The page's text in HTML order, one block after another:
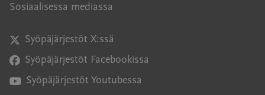
Sosiaalisessa mediassa
Syöpäjärjestöt X:ssä
Avautuu uuteen ikkunaan
Syöpäjärjestöt Facebookissa
Avautuu uuteen ikkunaan
Syöpäjärjestöt Youtubessa
Avautuu uuteen ikkunaan